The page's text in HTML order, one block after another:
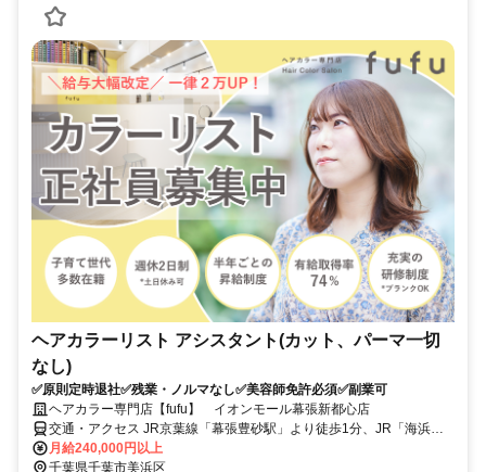
ヘアカラーリスト アシスタント(カット、パーマ一切
なし)
✅原則定時退社✅残業・ノルマなし✅美容師免許必須✅副業可
ヘアカラー専門店【fufu】 イオンモール幕張新都心店
交通・アクセス JR京葉線「幕張豊砂駅」より徒歩1分、JR「海浜幕
張駅」より徒歩10分
月給240,000円以上
千葉県千葉市美浜区